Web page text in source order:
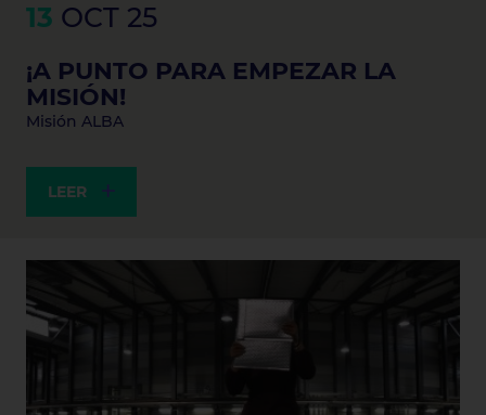
13 OCT 25
¡A PUNTO PARA EMPEZAR LA
MISIÓN!
Misión ALBA
LEER